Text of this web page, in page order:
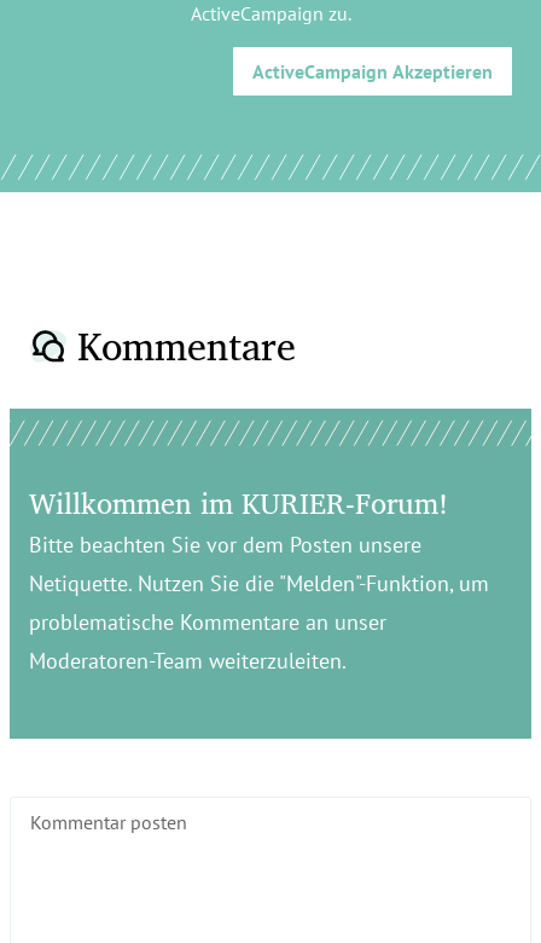
ActiveCampaign zu.
ActiveCampaign Akzeptieren
Kommentare